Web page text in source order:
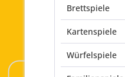
Brettspiele
Kartenspiele
Würfelspiele